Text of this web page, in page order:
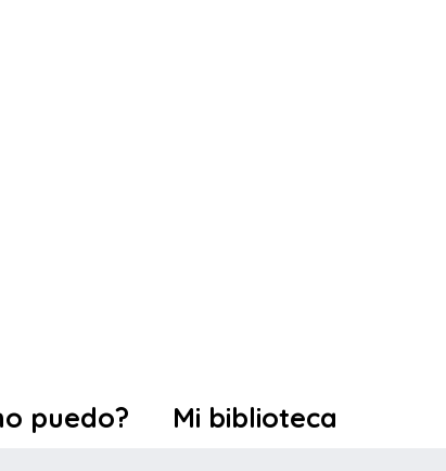
puedo? Mi biblioteca